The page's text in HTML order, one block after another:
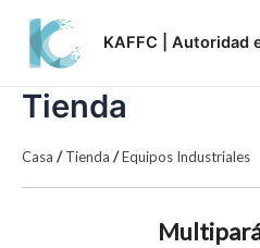
content
KAFFC | Autoridad
Tienda
Casa /Tienda /Equipos Industriales